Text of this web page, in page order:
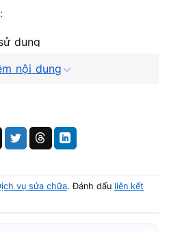
:
dụng
khi cắm sạc
bất thường
Trong nhiều trường hợp,
đến các nguyên nhân được
nội dung
vụ sửa chữa. Đánh dấu liên kết